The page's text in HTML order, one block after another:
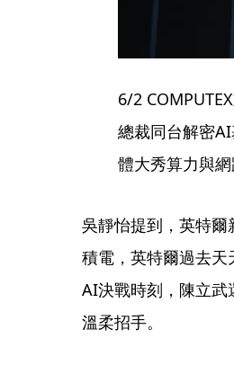
6/2
總裁同台解密
體大秀算力與網
吳靜怡提到，英特
積電，英特爾過去
AI決戰時刻，陳立武
溫柔招手。